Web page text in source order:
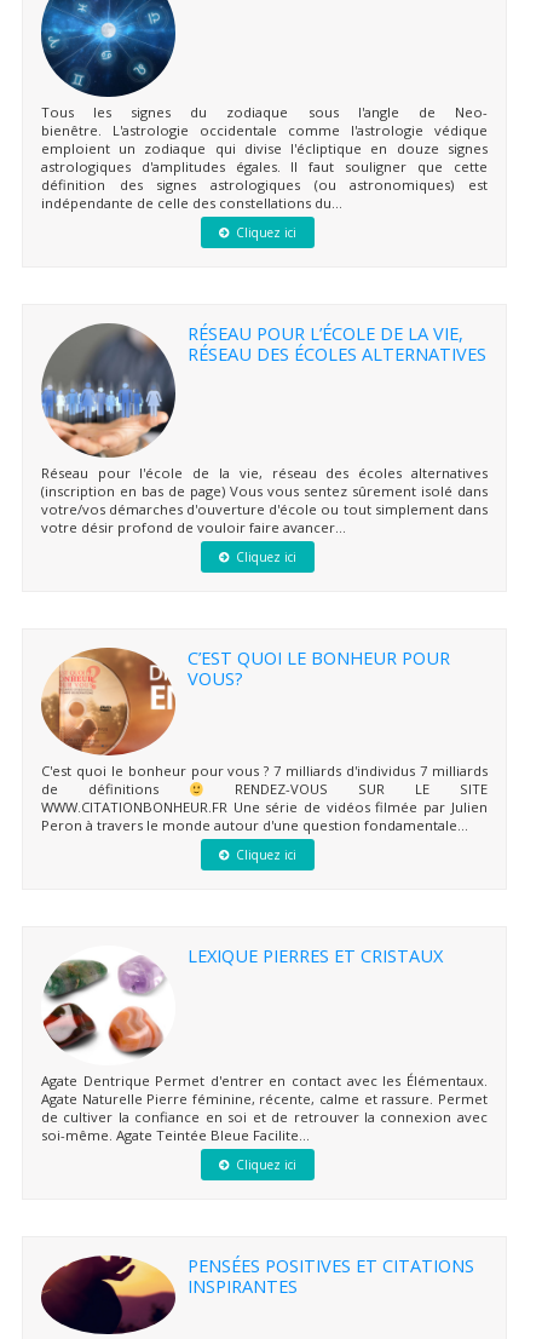
Tous les signes du zodiaque sous l'angle de Neo-
bienêtre. L'astrologie occidentale comme l'astrologie védique
emploient un zodiaque qui divise l'écliptique en douze signes
astrologiques d'amplitudes égales. Il faut souligner que cette
définition des signes astrologiques (ou astronomiques) est
indépendante de celle des constellations du...
Cliquez ici
RÉSEAU POUR L’ÉCOLE DE LA VIE,
RÉSEAU DES ÉCOLES ALTERNATIVES
Réseau pour l'école de la vie, réseau des écoles alternatives
(inscription en bas de page) Vous vous sentez sûrement isolé dans
votre/vos démarches d'ouverture d'école ou tout simplement dans
votre désir profond de vouloir faire avancer...
Cliquez ici
C’EST QUOI LE BONHEUR POUR
VOUS?
C'est quoi le bonheur pour vous ? 7 milliards d'individus 7 milliards
de définitions
RENDEZ-VOUS SUR LE SITE
WWW.CITATIONBONHEUR.FR Une série de vidéos filmée par Julien
Peron à travers le monde autour d'une question fondamentale...
Cliquez ici
LEXIQUE PIERRES ET CRISTAUX
Agate Dentrique Permet d'entrer en contact avec les Élémentaux.
Agate Naturelle Pierre féminine, récente, calme et rassure. Permet
de cultiver la confiance en soi et de retrouver la connexion avec
soi-même. Agate Teintée Bleue Facilite...
Cliquez ici
PENSÉES POSITIVES ET CITATIONS
INSPIRANTES